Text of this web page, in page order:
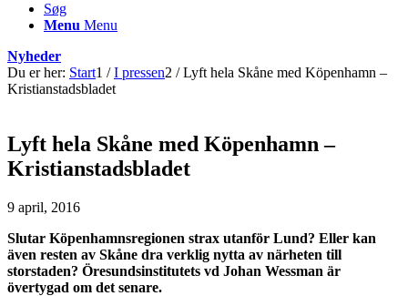
Søg
Menu Menu
Nyheder
Du er her: Start1 / I pressen2 / Lyft hela Skåne med Köpenhamn –
Kristianstadsbladet
Lyft hela Skåne med Köpenhamn –
Kristianstadsbladet
9 april, 2016
Slutar Köpenhamnsregionen strax utanför Lund? Eller kan
även resten av Skåne dra verklig nytta av närheten till
storstaden? Öresundsinstitutets vd Johan Wessman är
övertygad om det senare.